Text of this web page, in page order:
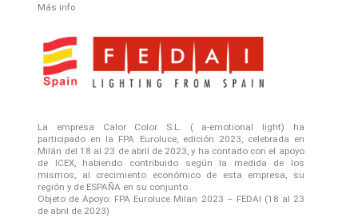
Más info
La empresa Calor Color S.L. ( a-emotional light) ha
participado en la FPA Euroluce, edición 2023, celebrada en
Milán del 18 al 23 de abril de 2023, y ha contado con el apoyo
de ICEX, habiendo contribuido según la medida de los
mismos, al crecimiento económico de esta empresa, su
región y de ESPAÑA en su conjunto.
Objeto de Apoyo: FPA Euroluce Milan 2023 – FEDAI (18 al 23
de abril de 2023)